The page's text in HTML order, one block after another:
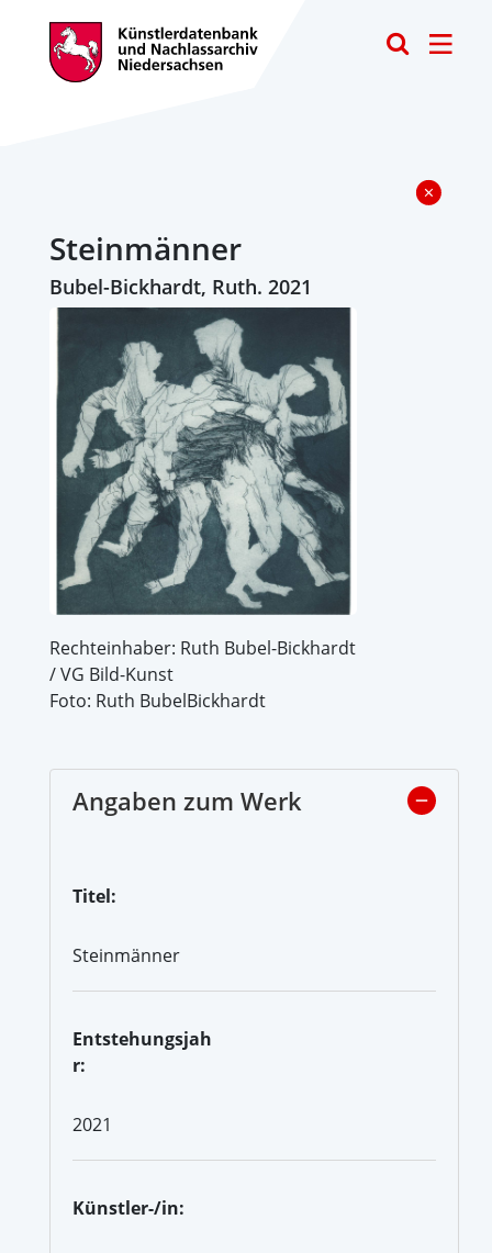
Steinmänner
Bubel-Bickhardt, Ruth. 2021
Rechteinhaber: Ruth Bubel-Bickhardt
/ VG Bild-Kunst
Foto: Ruth BubelBickhardt
Angaben zum Werk
Titel:
Steinmänner
Entstehungsjah
r:
2021
Künstler-/in: